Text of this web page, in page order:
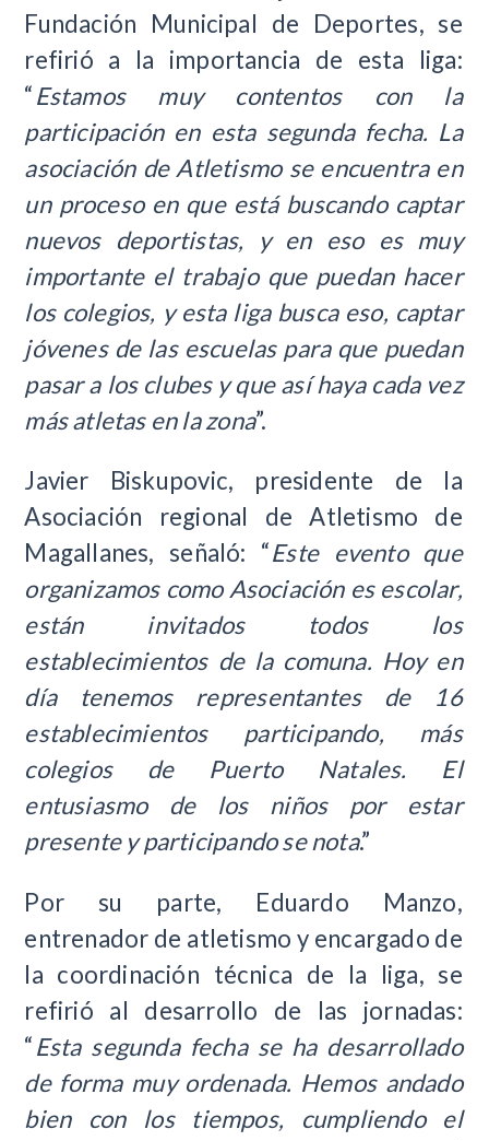
Fundación Municipal de Deportes, se
refirió a la importancia de esta liga:
“Estamos muy contentos con la
participación en esta segunda fecha. La
asociación de Atletismo se encuentra en
un proceso en que está buscando captar
nuevos deportistas, y en eso es muy
importante el trabajo que puedan hacer
los colegios, y esta liga busca eso, captar
jóvenes de las escuelas para que puedan
pasar a los clubes y que así haya cada vez
más atletas en la zona”.
Javier Biskupovic, presidente de la
Asociación regional de Atletismo de
Magallanes, señaló: “Este evento que
organizamos como Asociación es escolar,
están invitados todos los
establecimientos de la comuna. Hoy en
día tenemos representantes de 16
establecimientos participando, más
colegios de Puerto Natales. El
entusiasmo de los niños por estar
presente y participando se nota.”
Por su parte, Eduardo Manzo,
entrenador de atletismo y encargado de
la coordinación técnica de la liga, se
refirió al desarrollo de las jornadas:
“Esta segunda fecha se ha desarrollado
de forma muy ordenada. Hemos andado
bien con los tiempos, cumpliendo el